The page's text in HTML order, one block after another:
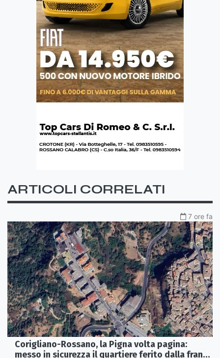
ARTICOLI CORRELATI
7 ore fa
Corigliano-Rossano, la Pigna volta pagina:
messo in sicurezza il quartiere ferito dalla frana